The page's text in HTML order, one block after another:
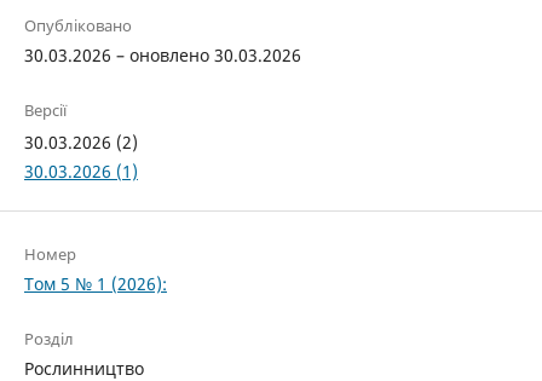
Опубліковано
30.03.2026 – оновлено 30.03.2026
Версії
30.03.2026 (2)
30.03.2026 (1)
Номер
Том 5 № 1 (2026):
Розділ
Рослинництво